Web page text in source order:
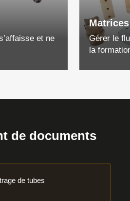
et ne
Gérer le
la
de documents
de tubes